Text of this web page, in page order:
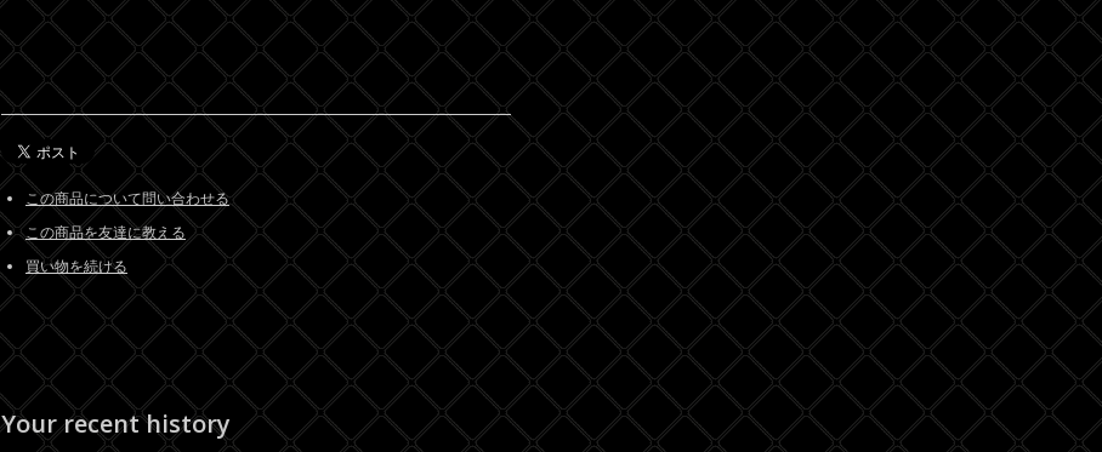
この商品について問い合わせる
この商品を友達に教える
買い物を続ける
Your recent history